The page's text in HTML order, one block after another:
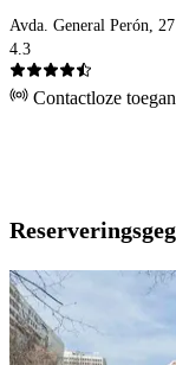
Avda. General Perón, 27
4.3
Contactloze